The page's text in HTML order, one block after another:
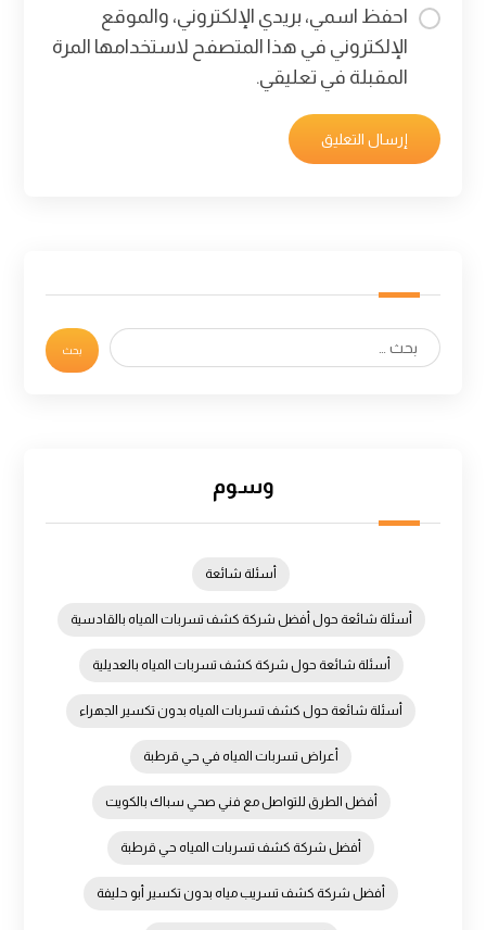
احفظ اسمي، بريدي الإلكتروني، والموقع
الإلكتروني في هذا المتصفح لاستخدامها المرة
المقبلة في تعليقي.
وسوم
أسئلة شائعة
أسئلة شائعة حول أفضل شركة كشف تسربات المياه بالقادسية
أسئلة شائعة حول شركة كشف تسربات المياه بالعديلية
أسئلة شائعة حول كشف تسربات المياه بدون تكسير الجهراء
أعراض تسربات المياه في حي قرطبة
أفضل الطرق للتواصل مع فني صحي سباك بالكويت
أفضل شركة كشف تسربات المياه حي قرطبة
أفضل شركة كشف تسريب مياه بدون تكسير أبو حليفة